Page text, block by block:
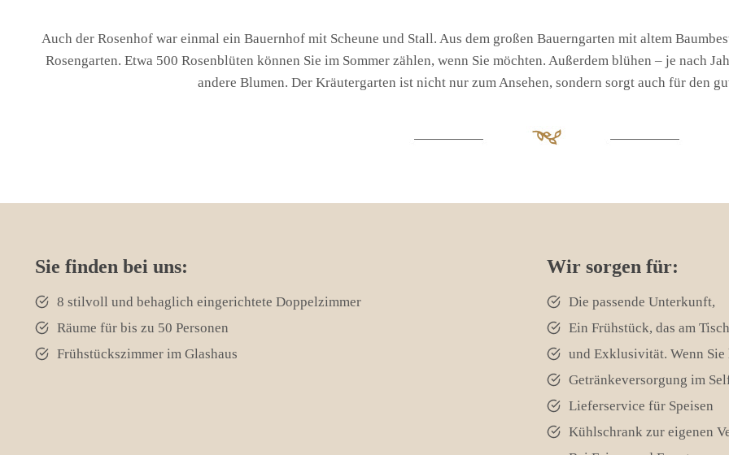
Auch der Rosenhof war einmal ein Bauernhof mit Scheune und Stall. Aus dem großen Bauerngarten mit altem
Rosengarten. Etwa 500 Rosenblüten können Sie im Sommer zählen, wenn Sie möchten. Außerdem blühen – je nach
andere Blumen. Der Kräutergarten ist nicht nur zum Ansehen, sondern sorgt auch für den
Sie finden bei uns:
8 stilvoll und behaglich eingerichtete Doppelzimmer
Räume für bis zu 50 Personen
Frühstückszimmer im Glashaus
Wir sorgen für:
Die passende Unterkunft,
Ein Frühstück, das am
und Exklusivität. Wenn
Getränkeversorgung im
Lieferservice für Speisen
Kühlschrank zur eigenen